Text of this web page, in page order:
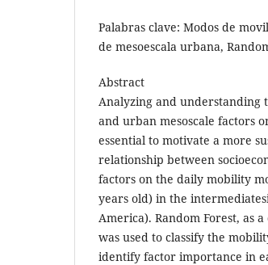
Palabras clave: Modos de
de mesoescala urbana,
Abstract
Analyzing and understanding
and urban mesoscale factors
essential to motivate a more
relationship between
factors on the daily mobility
years old) in the
America). Random Forest, as
was used to classify the
identify factor importance in